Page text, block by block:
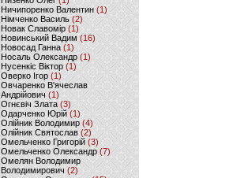
Ничипоренко Валентин (1)
Німченко Василь (2)
Новак Славомір (1)
Новинський Вадим (16)
Новосад Ганна (1)
Носаль Олександр (1)
Нусенкіс Віктор (1)
Оверко Ігор (1)
Овчаренко В'ячеслав
Андрійович(1)
Огнєвіч Злата (3)
Одарченко Юрій(1)
Олійник Володимир (4)
Олійник Святослав (2)
Омельченко Григорій (3)
Омельченко Олександр(7)
Омелян Володимир
Володимирович (2)